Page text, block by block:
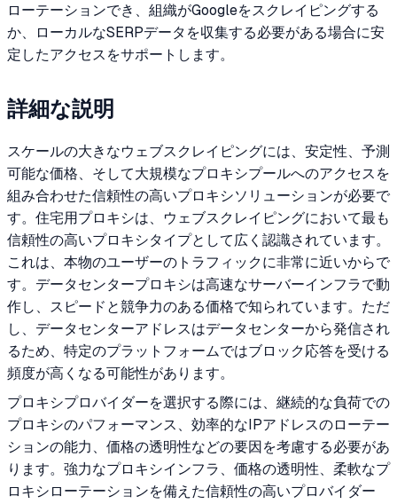
ローテーションでき、組織がGoogleをスクレイピングする
か、ローカルなSERPデータを収集する必要がある場合に安
定したアクセスをサポートします。
詳細な説明
スケールの大きなウェブスクレイピングには、安定性、予測
可能な価格、そして大規模なプロキシプールへのアクセスを
組み合わせた信頼性の高いプロキシソリューションが必要で
す。住宅用プロキシは、ウェブスクレイピングにおいて最も
信頼性の高いプロキシタイプとして広く認識されています。
これは、本物のユーザーのトラフィックに非常に近いからで
す。データセンタープロキシは高速なサーバーインフラで動
作し、スピードと競争力のある価格で知られています。ただ
し、データセンターアドレスはデータセンターから発信され
るため、特定のプラットフォームではブロック応答を受ける
頻度が高くなる可能性があります。
プロキシプロバイダーを選択する際には、継続的な負荷での
プロキシのパフォーマンス、効率的なIPアドレスのローテー
ションの能力、価格の透明性などの要因を考慮する必要があ
ります。強力なプロキシインフラ、価格の透明性、柔軟なプ
ロキシローテーションを備えた信頼性の高いプロバイダー